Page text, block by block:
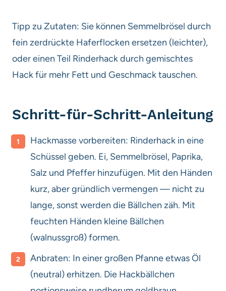
Tipp zu Zutaten: Sie können Semmelbrösel durch
fein zerdrückte Haferflocken ersetzen (leichter),
oder einen Teil Rinderhack durch gemischtes
Hack für mehr Fett und Geschmack tauschen.
Schritt-für-Schritt-Anleitung
Hackmasse vorbereiten: Rinderhack in eine
Schüssel geben. Ei, Semmelbrösel, Paprika,
Salz und Pfeffer hinzufügen. Mit den Händen
kurz, aber gründlich vermengen — nicht zu
lange, sonst werden die Bällchen zäh. Mit
feuchten Händen kleine Bällchen
(walnussgroß) formen.
Anbraten: In einer großen Pfanne etwas Öl
(neutral) erhitzen. Die Hackbällchen